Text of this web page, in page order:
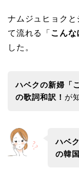
ナムジュヒョク
て流れる「 こんな
した。
ハベクの新婦「
の歌詞和訳！ が
ハベ
の韓